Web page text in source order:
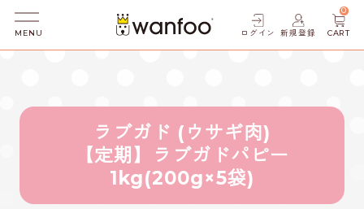
MENU ログイン 新規登録 CART
0
ラブガド (ウサギ肉)
【定期】ラブガドパピー
1kg(200g×5袋)